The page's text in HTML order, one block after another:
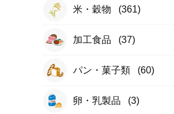
米・穀物 (361)
加工食品 (37)
パン・菓子類 (60)
卵・乳製品 (3)